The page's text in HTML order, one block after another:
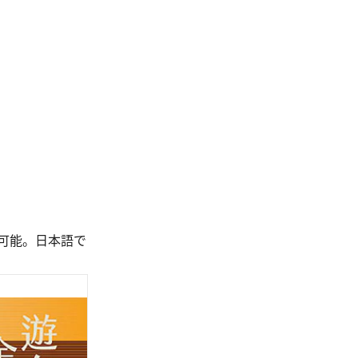
能。日本語で